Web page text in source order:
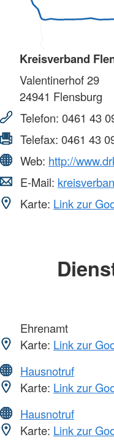
Kreisverband
Valentinerhof 29
24941 Flensburg
Telefon: 0461 43
Telefax: 0461 43
Web: http://
E-Mail:
Karte: Link zur
Ehrenamt
Karte: Link zur
Hausnotruf
Karte: Link zur
Hausnotruf
Karte: Link zur